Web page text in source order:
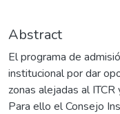
Abstract
El programa de
institucional por dar
zonas alejadas al
Para ello el Consejo